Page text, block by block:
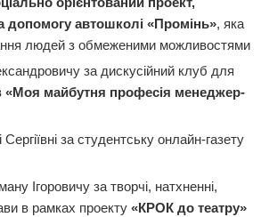
допомогу автошколі «Промінь», яка
людей з обмеженими можливостями
за дискусійний клуб для
«Моя майбутня професія менеджер-
за студентську онлайн-газету
Ігоровичу за творчі, натхненні,
в рамках проекту «КРОК до театру»